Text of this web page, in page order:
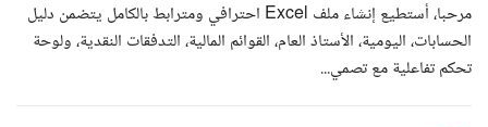
مرحبا، أستطيع إنشاء ملف Excel احترافي ومترابط بالكامل يتضمن دليل
الحسابات، اليومية، الأستاذ العام، القوائم المالية، التدفقات النقدية، ولوحة
تحكم تفاعلية مع تصمي...